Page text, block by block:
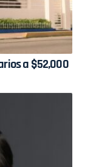
a $52,000